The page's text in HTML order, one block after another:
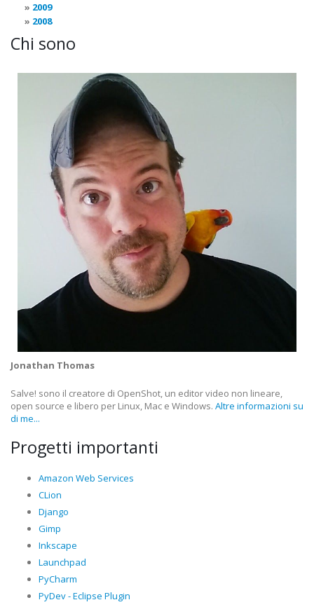
2009
2008
Chi sono
Jonathan Thomas
Salve! sono il creatore di OpenShot, un editor video non lineare,
open source e libero per Linux, Mac e Windows. Altre informazioni su
di me...
Progetti importanti
Amazon Web Services
CLion
Django
Gimp
Inkscape
Launchpad
PyCharm
PyDev - Eclipse Plugin